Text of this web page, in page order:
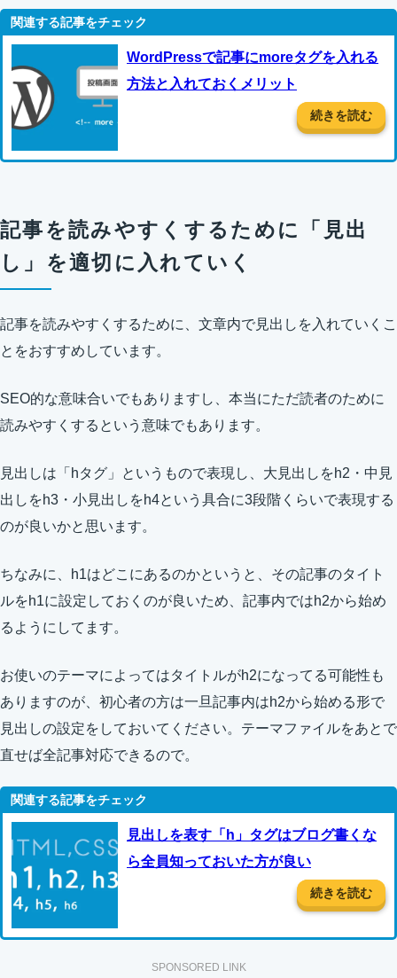
WordPressで記事にmoreタグを入れる
方法と入れておくメリット
続きを読む
記事を読みやすくするために「見出
し」を適切に入れていく
記事を読みやすくするために、文章内で見出しを入れていくこ
とをおすすめしています。
SEO的な意味合いでもありますし、本当にただ読者のために
読みやすくするという意味でもあります。
見出しは「hタグ」というもので表現し、大見出しをh2・中見
出しをh3・小見出しをh4という具合に3段階くらいで表現する
のが良いかと思います。
ちなみに、h1はどこにあるのかというと、その記事のタイト
ルをh1に設定しておくのが良いため、記事内ではh2から始め
るようにしてます。
お使いのテーマによってはタイトルがh2になってる可能性も
ありますのが、初心者の方は一旦記事内はh2から始める形で
見出しの設定をしておいてください。テーマファイルをあとで
直せば全記事対応できるので。
見出しを表す「h」タグはブログ書くな
ら全員知っておいた方が良い
続きを読む
SPONSORED LINK